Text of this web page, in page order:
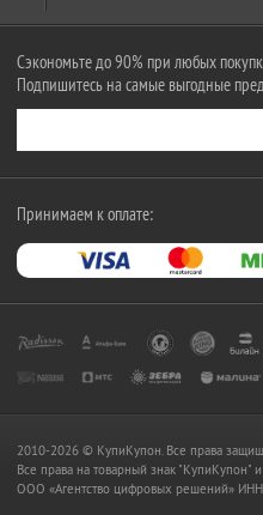
Сэкономьте до 90% при любых
Подпишитесь на самые выгодные
Принимаем к оплате:
2010-2026 © КупиКупон. Все права
Все права на товарный знак "КупиКупон"
OOO «Агентство цифровых решений»